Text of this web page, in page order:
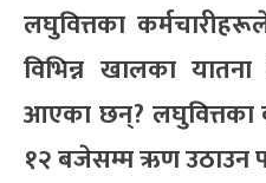
लघुवित्तका
विभिन्न खालका
आएका छन्? लघुवित्तका
१२ बजेसम्म ऋण उठाउन